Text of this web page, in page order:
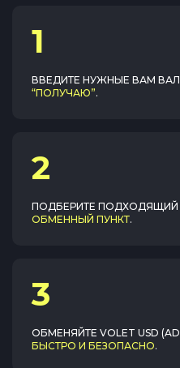
1
ВВЕДИТЕ НУЖНЫЕ ВАМ
“ПОЛУЧАЮ”.
2
ПОДБЕРИТЕ
ОБМЕННЫЙ ПУНКТ.
3
ОБМЕНЯЙТЕ VOLET USD
БЫСТРО И БЕЗОПАСНО.